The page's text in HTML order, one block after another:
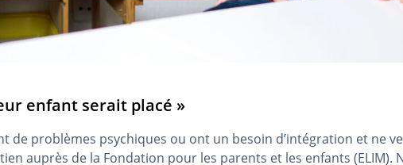
enfant serait placé »
de problèmes psychiques ou ont un besoin d’intégration et ne
auprès de la Fondation pour les parents et les enfants (ELIM).